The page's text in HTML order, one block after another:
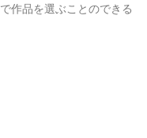
作品を選ぶことのできる